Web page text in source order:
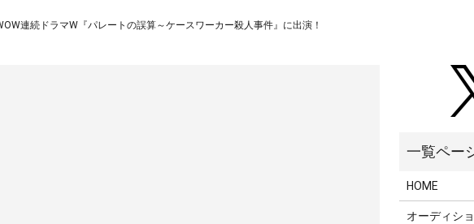
連続ドラマW『パレートの誤算～ケースワーカー殺人事件』に出演！
HOME
オーディシ